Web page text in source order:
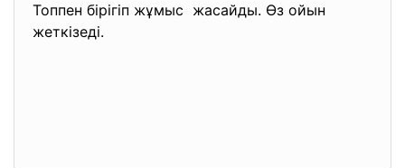
Топпен бірігіп жұмыс жасайды. Өз ойын
жеткізеді.